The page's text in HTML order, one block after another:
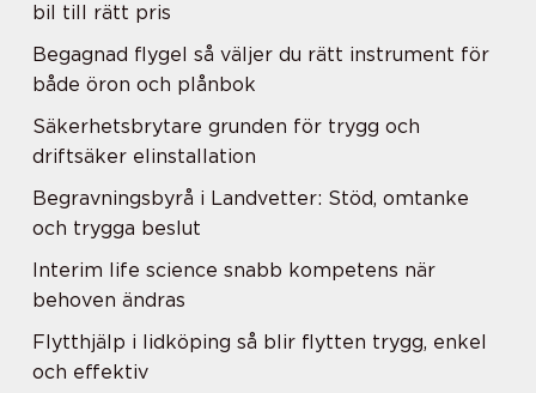
bil till rätt pris
Begagnad flygel så väljer du rätt instrument för
både öron och plånbok
Säkerhetsbrytare grunden för trygg och
driftsäker elinstallation
Begravningsbyrå i Landvetter: Stöd, omtanke
och trygga beslut
Interim life science snabb kompetens när
behoven ändras
Flytthjälp i lidköping så blir flytten trygg, enkel
och effektiv